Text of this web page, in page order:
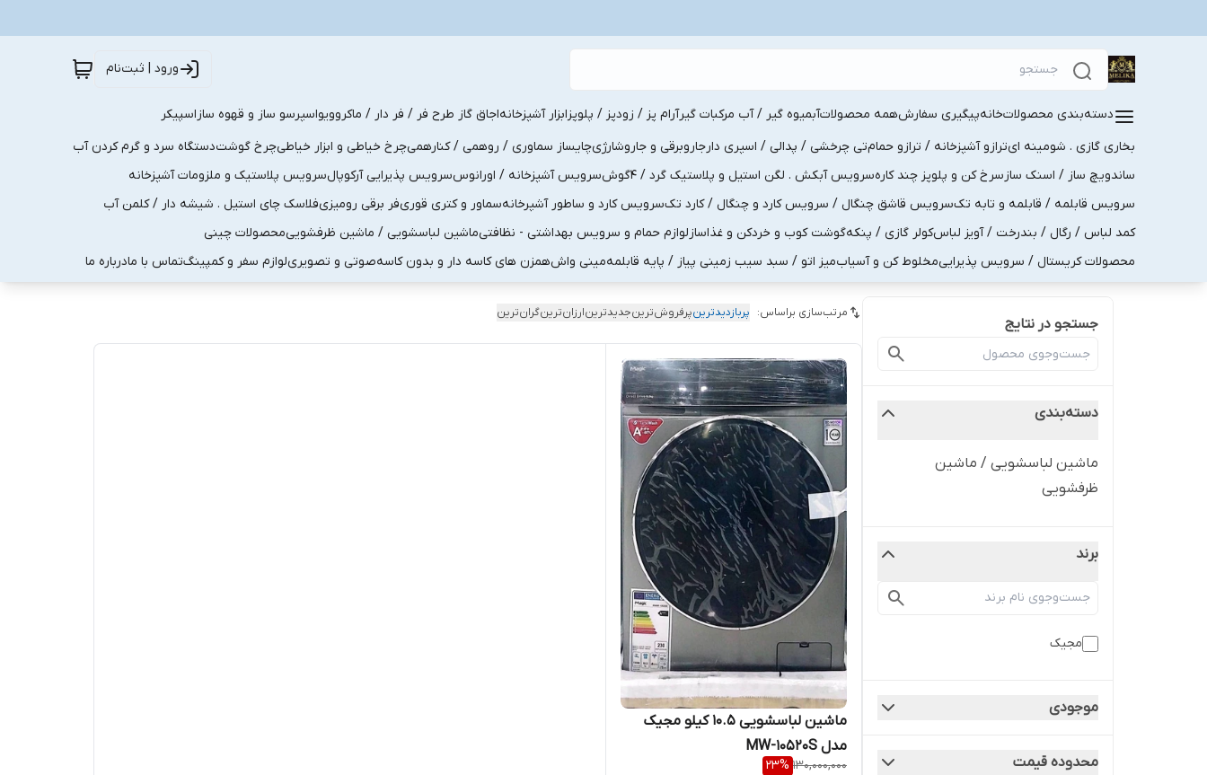
ورود | ثبت‌نام
دسته‌بندی محصولاتخانهپیگیری سفارشهمه محصولاتآبمیوه گیر / آب مرکبات گیرآرام پز / زودپز / پلوپزابزار آشپزخانهاجاق گاز طرح فر / فر دار / ماکروویواسپرسو ساز و قهوه سازاسپیکر
بخاری گازی . شومینه ایترازو آشپزخانه / ترازو حمامتی چرخشی / پدالی / اسپری دارجاروبرقی و جاروشارژیچایساز سماوری / روهمی / کنارهمیچرخ خیاطی و ابزار خیاطیچرخ گوشتدستگاه سرد و گرم کردن آب
ساندویچ ساز / اسنک سازسرخ کن و پلوپز چند کارهسرویس آبکش . لگن استیل و پلاستیک گرد / 4گوش سرویس آشپزخانه / اورانوسسرویس پذیرایی آرکوپالسرویس پلاستیک و ملزومات آشپزخانه
سرویس قابلمه / قابلمه و تابه تکسرویس قاشق چنگال / سرویس کارد و چنگال / کارد تکسرویس کارد و ساطور آشپرخانهسماور و کتری قوریفر برقی رومیزیفلاسک چای استیل . شیشه دار / کلمن آب
کمد لباس / رگال / بندرخت / آویز لباسکولر گازی / پنکهگوشت کوب و خردکن و غذاسازلوازم حمام و سرویس بهداشتی - نظافتیماشین لباسشویی / ماشین ظرفشوییمحصولات چینی
محصولات کریستال / سرویس پذیراییمخلوط کن و آسیابمیز اتو / سبد سیب زمینی پیاز / پایه قابلمهمینی واشهمزن های کاسه دار و بدون کاسهصوتی و تصویریلوازم سفر و کمپینگتماس با مادرباره ما
جستجو در نتایج
دسته‌بندی
ماشین لباسشویی / ماشین
ظرفشویی
برند
مجیک
موجودی
محدوده قیمت
مرتب‌سازی براساس: پربازدیدترینپرفروش‌ترینجدیدترینارزان‌ترینگران‌ترین
ماشین لباسشویی ۱۰.۵ کیلو مجیک
مدل MW-10520S
130,000,000
23%